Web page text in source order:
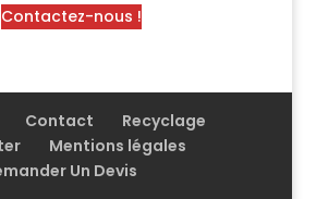
Contactez-nous !
Contact
Recyclage
Mentions légales
Un Devis